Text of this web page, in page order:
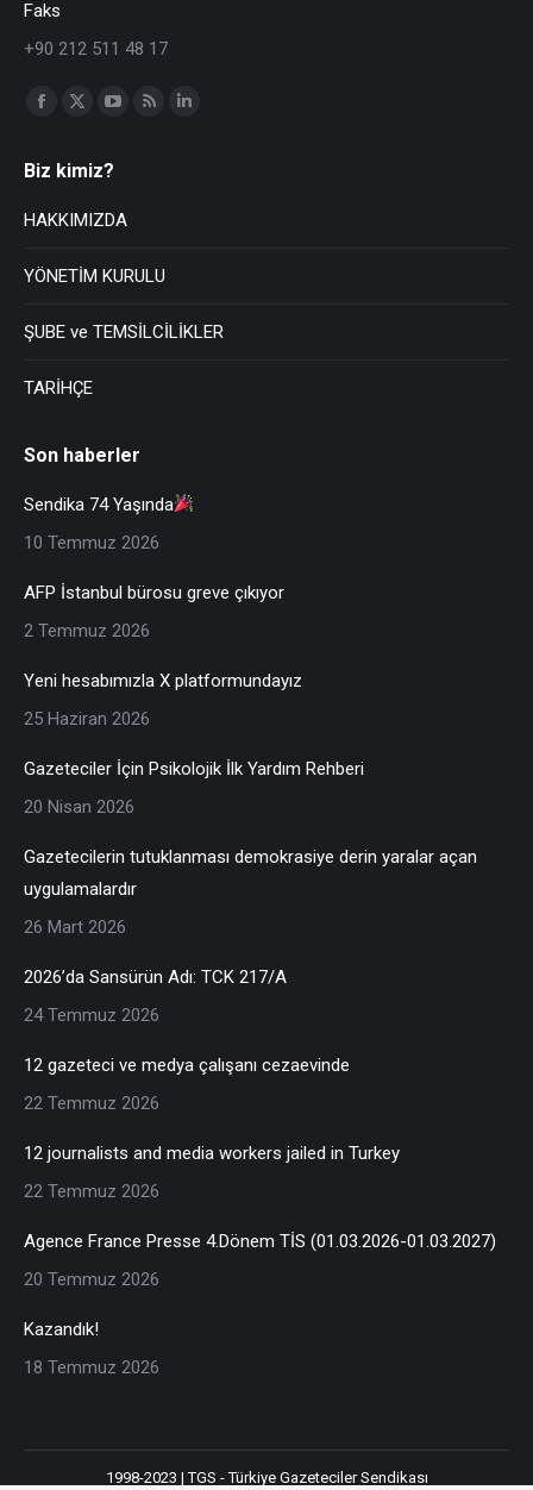
Faks
+90 212 511 48 17
Find us on:
Biz kimiz?
HAKKIMIZDA
YÖNETİM KURULU
ŞUBE ve TEMSİLCİLİKLER
TARİHÇE
Son haberler
Sendika 74 Yaşında
10 Temmuz 2026
AFP İstanbul bürosu greve çıkıyor
2 Temmuz 2026
Yeni hesabımızla X platformundayız
25 Haziran 2026
Gazeteciler İçin Psikolojik İlk Yardım Rehberi
20 Nisan 2026
Gazetecilerin tutuklanması demokrasiye derin yaralar açan
uygulamalardır
26 Mart 2026
2026’da Sansürün Adı: TCK 217/A
24 Temmuz 2026
12 gazeteci ve medya çalışanı cezaevinde
22 Temmuz 2026
12 journalists and media workers jailed in Turkey
22 Temmuz 2026
Agence France Presse 4.Dönem TİS (01.03.2026-01.03.2027)
20 Temmuz 2026
Kazandık!
18 Temmuz 2026
1998-2023 | TGS - Türkiye Gazeteciler Sendikası